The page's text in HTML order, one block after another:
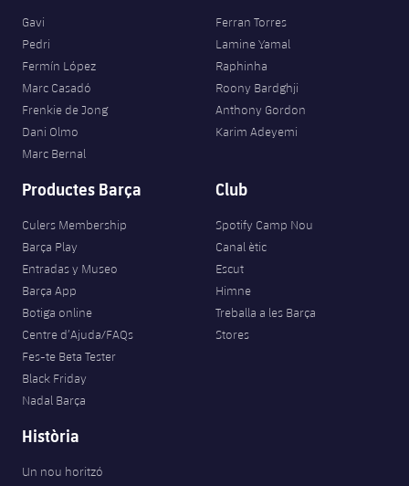
Història
Palmarès
Infantil
Aleví
Actualitat
Agenda
Bàsquet en cadira de rodes
plusicon
més
Actualitat
Calendari
Resultats
Classificació
Hockey gel
plusicon
més
Actualitat
Jugadors
Calendari
Resultats
Classificació
Hoquei herba
plusicon
més
Notícies
Hockey Herba Masculí
Patinatge artístic
plusicon
més
Plantilla
Agenda
Rugby
plusicon
més
Actualitat
Calendari
Voleibol
Notícies
Voleibol masculí
Apunta't a les amateurs
plusicon
més
Gavi
Pedri
Fermín López
Marc Casadó
Frenkie de Jong
Dani Olmo
Marc Bernal
Ferran Torres
Lamine Yamal
Raphinha
Roony Bardghji
Anthony Gordon
Karim Adeyemi
Productes Barça
Culers Membership
Barça Play
Entradas y Museo
Barça App
Botiga online
Centre d’Ajuda/FAQs
Fes-te Beta Tester
Black Friday
Nadal Barça
Club
Spotify Camp Nou
Canal ètic
Escut
Himne
Treballa a les Barça
Stores
Història
Un nou horitzó